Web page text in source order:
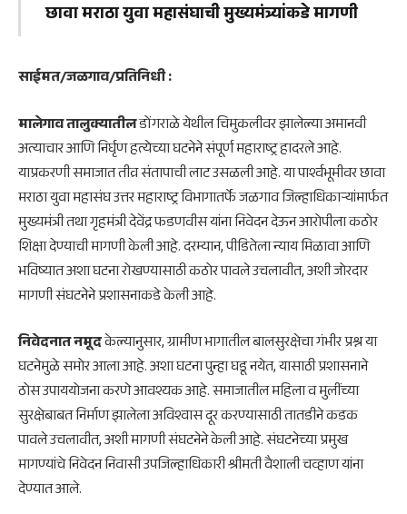
छावा मराठा युवा महासंघाची मुख्यमंत्र्यांकडे मागणी
साईमत/जळगाव/प्रतिनिधी :
मालेगाव तालुक्यातीलडोंगराळे येथील चिमुकलीवर झालेल्या अमानवी
अत्याचार आणि निर्घृण हत्येच्या घटनेने संपूर्ण महाराष्ट्र हादरले आहे.
याप्रकरणी समाजात तीव्र संतापाची लाट उसळली आहे. या पार्श्वभूमीवर छावा
मराठा युवा महासंघ उत्तर महाराष्ट्र विभागातर्फे जळगाव जिल्हाधिकाऱ्यांमार्फत
मुख्यमंत्री तथा गृहमंत्री देवेंद्र फडणवीस यांना निवेदन देऊन आरोपीला कठोर
शिक्षा देण्याची मागणी केली आहे. दरम्यान, पीडितेला न्याय मिळावा आणि
भविष्यात अशा घटना रोखण्यासाठी कठोर पावले उचलावीत, अशी जोरदार
मागणी संघटनेने प्रशासनाकडे केली आहे.
निवेदनात नमूदकेल्यानुसार, ग्रामीण भागातील बालसुरक्षेचा गंभीर प्रश्न या
घटनेमुळे समोर आला आहे. अशा घटना पुन्हा घडू नयेत, यासाठी प्रशासनाने
ठोस उपाययोजना करणे आवश्यक आहे. समाजातील महिला व मुलींच्या
सुरक्षेबाबत निर्माण झालेला अविश्वास दूर करण्यासाठी तातडीने कडक
पावले उचलावीत, अशी मागणी संघटनेने केली आहे. संघटनेच्या प्रमुख
मागण्यांचे निवेदन निवासी उपजिल्हाधिकारी श्रीमती वैशाली चव्हाण यांना
देण्यात आले.